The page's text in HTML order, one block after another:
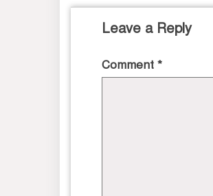
Leave a Reply
Comment *